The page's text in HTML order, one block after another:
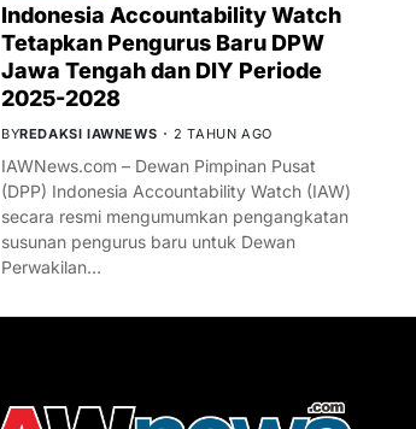
Indonesia Accountability Watch
Tetapkan Pengurus Baru DPW
Jawa Tengah dan DIY Periode
2025-2028
BYREDAKSI IAWNEWS 2 TAHUN AGO
IAWNews.com – Dewan Pimpinan Pusat
(DPP) Indonesia Accountability Watch (IAW)
secara resmi mengumumkan pengangkatan
susunan pengurus baru untuk Dewan
Perwakilan…